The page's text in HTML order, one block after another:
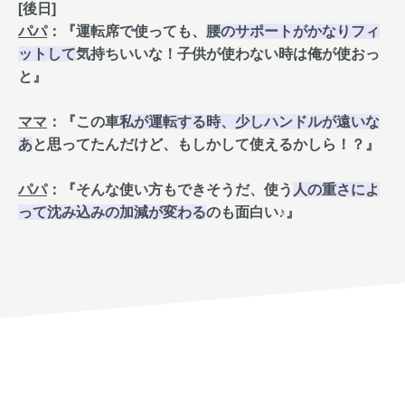
[後日]
パパ：『運転席で使っても、 腰のサポートがかなりフィ
ットして気持ちいいな！子供が使わない時は俺が使おっ
と』
ママ ：『この車私が運転する時、少しハンドルが遠いな
あと思ってたんだけど、もしかして使えるかしら！？』
パパ：『そんな使い方もできそうだ、使う 人の重さによ
って沈み込みの加減が変わるのも面白い♪』